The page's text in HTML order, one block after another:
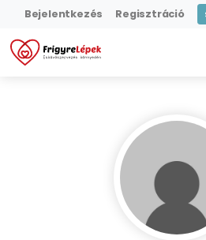
Bejelentkezés Regisztráció